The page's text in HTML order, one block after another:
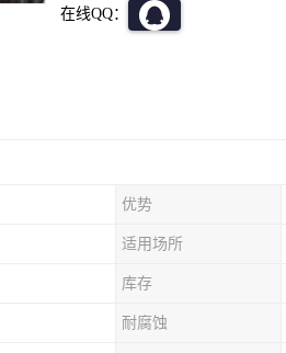
在线QQ：
优势
适用场所
库存
耐腐蚀